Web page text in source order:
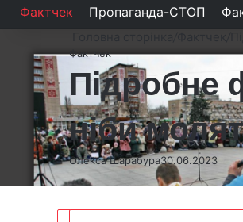
Фактчек Пропаганда-СТОП
Фактчек
Підробне
ніби
Олекса Шарабура30.06.2023